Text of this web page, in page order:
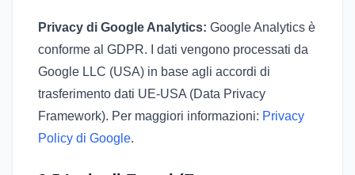
Privacy di Google Analytics: Google Analytics è
conforme al GDPR. I dati vengono processati da
Google LLC (USA) in base agli accordi di
trasferimento dati UE-USA (Data Privacy
Framework). Per maggiori informazioni: Privacy
Policy di Google.